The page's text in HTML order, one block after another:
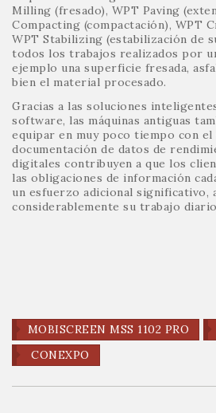
Milling (fresado), WPT Paving
Compacting (compactación), WPT
WPT Stabilizing (estabilización de
todos los trabajos realizados por
ejemplo una superficie fresada,
bien el material procesado.
Gracias a las soluciones
software, las máquinas antiguas
equipar en muy poco tiempo con el
documentación de datos de
digitales contribuyen a que los
las obligaciones de información
un esfuerzo adicional significativo,
considerablemente su trabajo
MOBISCREEN MSS 1102 PRO
CONEXPO